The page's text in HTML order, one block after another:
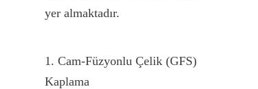
yer almaktadır.
1. Cam-Füzyonlu Çelik (GFS)
Kaplama